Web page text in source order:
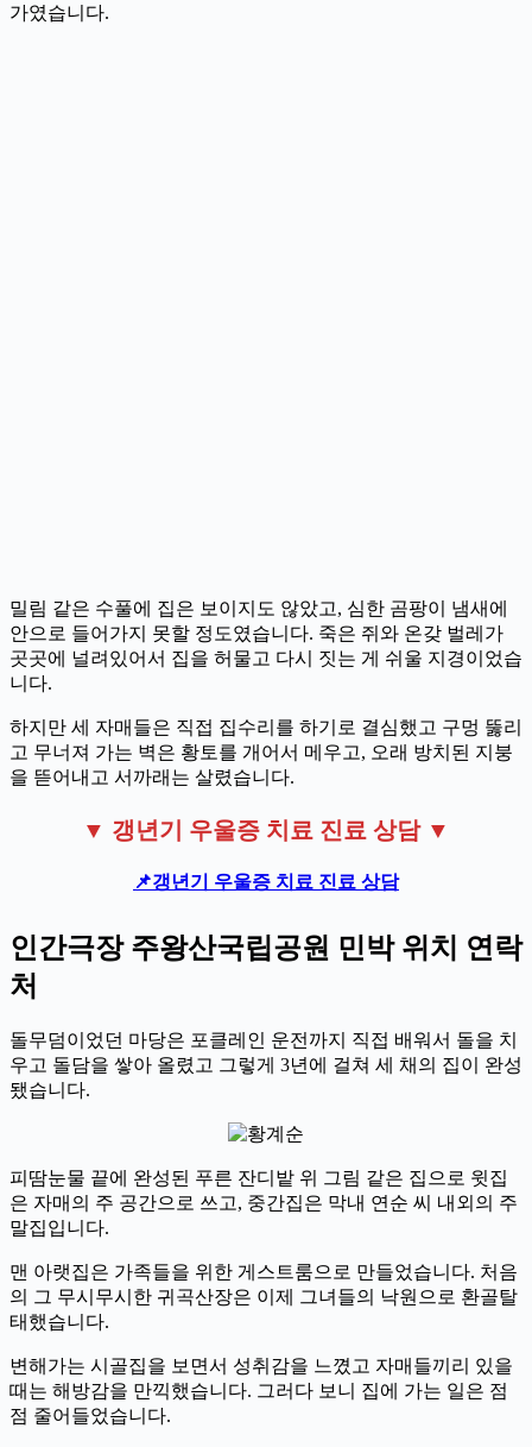
가였습니다.
밀림 같은 수풀에 집은 보이지도 않았고, 심한 곰팡이 냄새에
안으로 들어가지 못할 정도였습니다. 죽은 쥐와 온갖 벌레가
곳곳에 널려있어서 집을 허물고 다시 짓는 게 쉬울 지경이었습
니다.
하지만 세 자매들은 직접 집수리를 하기로 결심했고 구멍 뚫리
고 무너져 가는 벽은 황토를 개어서 메우고, 오래 방치된 지붕
을 뜯어내고 서까래는 살렸습니다.
▼ 갱년기 우울증 치료 진료 상담 ▼
📌갱년기 우울증 치료 진료 상담
인간극장 주왕산국립공원 민박 위치 연락
처
돌무덤이었던 마당은 포클레인 운전까지 직접 배워서 돌을 치
우고 돌담을 쌓아 올렸고 그렇게 3년에 걸쳐 세 채의 집이 완성
됐습니다.
피땀눈물 끝에 완성된 푸른 잔디밭 위 그림 같은 집으로 윗집
은 자매의 주 공간으로 쓰고, 중간집은 막내 연순 씨 내외의 주
말집입니다.
맨 아랫집은 가족들을 위한 게스트룸으로 만들었습니다. 처음
의 그 무시무시한 귀곡산장은 이제 그녀들의 낙원으로 환골탈
태했습니다.
변해가는 시골집을 보면서 성취감을 느꼈고 자매들끼리 있을
때는 해방감을 만끽했습니다. 그러다 보니 집에 가는 일은 점
점 줄어들었습니다.